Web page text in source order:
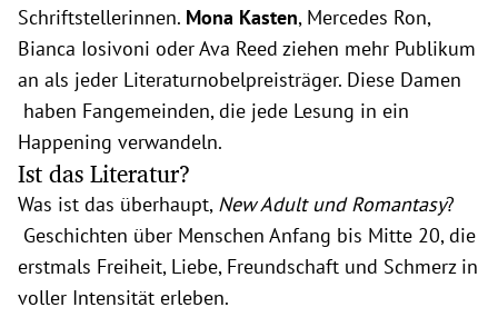
Schriftstellerinnen. Mona Kasten, Mercedes Ron,
Bianca Iosivoni oder Ava Reed ziehen mehr Publikum
an als jeder Literaturnobelpreisträger. Diese Damen
haben Fangemeinden, die jede Lesung in ein
Happening verwandeln.
Ist das Literatur?
Was ist das überhaupt, New Adult und Romantasy?
Geschichten über Menschen Anfang bis Mitte 20, die
erstmals Freiheit, Liebe, Freundschaft und Schmerz in
voller Intensität erleben.